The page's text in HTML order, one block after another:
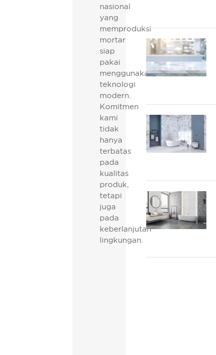
nasional
yang
memproduksi
mortar
siap
pakai
menggunakan
teknologi
modern.
Komitmen
kami
tidak
hanya
terbatas
pada
kualitas
produk,
tetapi
juga
pada
keberlanjutan
lingkungan.